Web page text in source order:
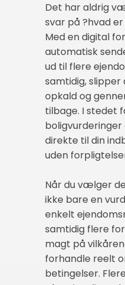
Det har aldrig
svar på ?hvad
Med en digital
automatisk
ud til flere
samtidig,
opkald og
tilbage. I stedet
direkte til din
uden
Når du vælger
ikke bare en
enkelt
samtidig flere
magt på
forhandle reelt
betingelser.